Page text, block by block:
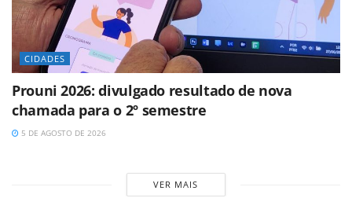
CIDADES
Prouni 2026: divulgado resultado de nova
chamada para o 2º semestre
5 DE AGOSTO DE 2026
VER MAIS